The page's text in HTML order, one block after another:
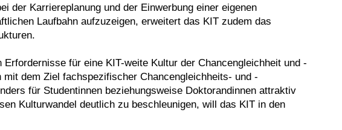
der Karriereplanung und der Einwerbung einer eigenen
Laufbahn aufzuzeigen, erweitert das KIT zudem das
für eine KIT-weite Kultur der Chancengleichheit und -
dem Ziel fachspezifischer Chancengleichheits- und -
für Studentinnen beziehungsweise Doktorandinnen attraktiv
Kulturwandel deutlich zu beschleunigen, will das KIT in den